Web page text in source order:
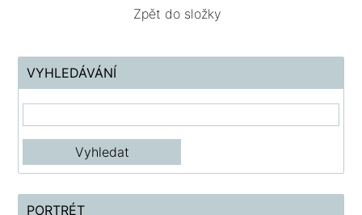
Zpět do složky
VYHLEDÁVÁNÍ
PORTRÉT